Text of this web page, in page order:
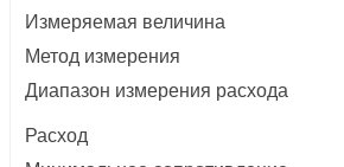
Измеряемая величина
Метод измерения
Диапазон измерения расхода
Расход